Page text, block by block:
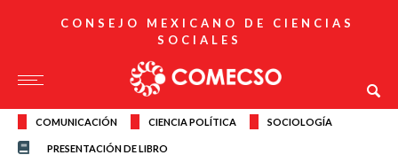
CONSEJO MEXICANO DE CIENCIAS
SOCIALES
COMUNICACIÓN CIENCIA POLÍTICA SOCIOLOGÍA
PRESENTACIÓN DE LIBRO